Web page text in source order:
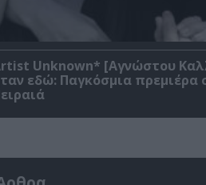
Unknown* [Αγνώστου
εδώ: Παγκόσμια πρεμιέρα